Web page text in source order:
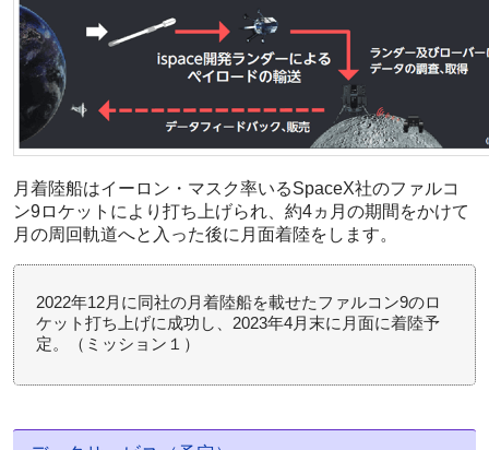
月着陸船はイーロン・マスク率いるSpaceX社のファルコ
ン9ロケットにより打ち上げられ、約4ヵ月の期間をかけて
月の周回軌道へと入った後に月面着陸をします。
2022年12月に同社の月着陸船を載せたファルコン9のロ
ケット打ち上げに成功し、2023年4月末に月面に着陸予
定。（ミッション１）